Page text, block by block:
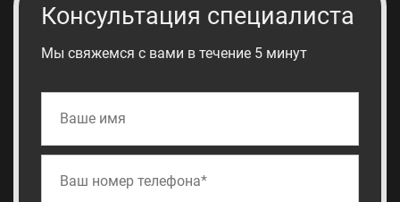
Консультация специалиста
Мы свяжемся с вами в течение 5 минут